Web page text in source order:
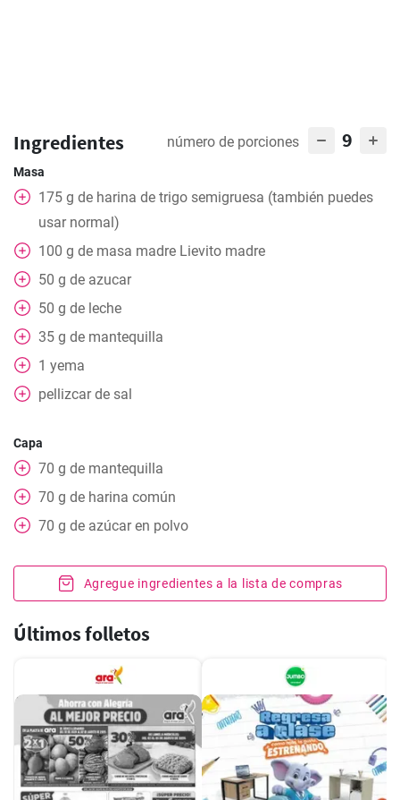
Ingredientes número de porciones 9
Masa
175 g de harina de trigo semigruesa (también puedes
usar normal)
100 g de masa madre Lievito madre
50 g de azucar
50 g de leche
35 g de mantequilla
1 yema
pellizcar de sal
Capa
70 g de mantequilla
70 g de harina común
70 g de azúcar en polvo
Agregue ingredientes a la lista de compras
Últimos folletos